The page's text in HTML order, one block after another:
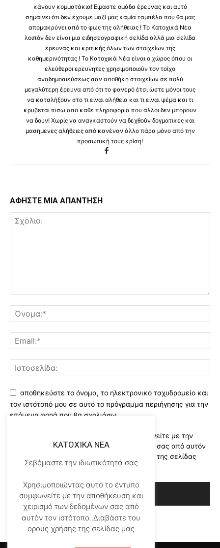
κάνουν κομματάκια! Είμαστε ομάδα έρευνας και αυτό
σημαίνει ότι δεν έχουμε μαζί μας καμία ταμπέλα που θα μας
απομακρύνει από το φως της αλήθειας ! Το Κατοχικά Νέα
λοιπόν δεν είναι μια ειδησεογραφική σελίδα αλλά μια σελίδα
έρευνας και κριτικής όλων των στοιχείων της
καθημερινότητας ! Το Κατοχικά Νέα είναι ο χώρος όπου οι
ελεύθεροι ερευνητές χρησιμοποιούν τον τοίχο
αναδημοσιεύσεως σαν αποθήκη στοιχείων σε πολύ
μεγαλύτερη έρευνα από ότι το φανερό έτσι ώστε μόνοι τους
να καταλήξουν στο τι είναι αλήθεια και τι είναι ψέμα και τι
κρυβεται πισω απο καθε πληροφορια που αλλοι δεν μπορουν
να δουν! Χωρίς να αναγκαστούν να δεχθούν δογματικές και
μασημενες αλήθειες από κανέναν άλλο πάρα μόνο από την
προσωπική τους κρίση!
ΑΦΗΣΤΕ ΜΙΑ ΑΠΑΝΤΗΣΗ
αποθηκεύστε το όνομα, το ηλεκτρονικό ταχυδρομείο και
τον ιστότοπό μου σε αυτό το πρόγραμμα περιήγησης για την
επόμενη φορά που θα σχολιάσω.
Χρησιμοποιώντας αυτό το έντυπο συμφωνείτε με την
αποθήκευση και χειρισμό των δεδομένων σας από αυτόν
τον ιστότοπο..Διαβάστε του ορους χρήσης της σελίδας
μας*
KATOXIKA NEA
Σεβόμαστε την ιδιωτικότητά σας
Χρησιμοποιώντας αυτό το έντυπο
συμφωνείτε με την αποθήκευση και
χειρισμό των δεδομένων σας από
αυτόν τον ιστότοπο..Διαβάστε του
ορους χρήσης της σελίδας μας